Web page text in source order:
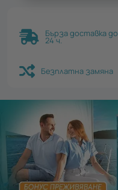
Бърза доставка до
24 ч.
Безплатна замяна